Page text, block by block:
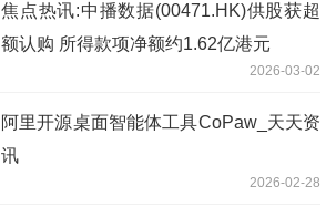
焦点热讯:中播数据(00471.HK)供股获超
额认购 所得款项净额约1.62亿港元
2026-03-02
阿里开源桌面智能体工具CoPaw_天天资
讯
2026-02-28